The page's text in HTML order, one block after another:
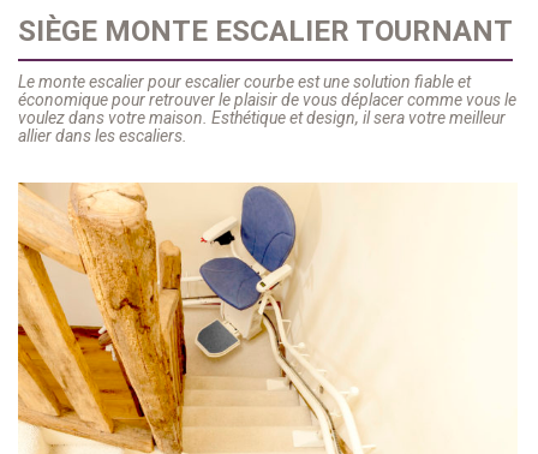
SIÈGE MONTE ESCALIER TOURNANT
Le monte escalier pour escalier courbe est une solution fiable et
économique pour retrouver le plaisir de vous déplacer comme vous le
voulez dans votre maison. Esthétique et design, il sera votre meilleur
allier dans les escaliers.